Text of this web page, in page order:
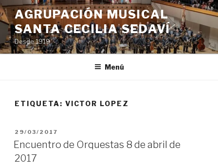
Saltar
al
contenido
AGRUPACIÓN MUSICAL
SANTA CECILIA SEDAVÍ
Desde 1919
Menú
ETIQUETA: VICTOR LOPEZ
PUBLICADO
EL
29/03/2017
Encuentro de Orquestas 8 de abril de
2017